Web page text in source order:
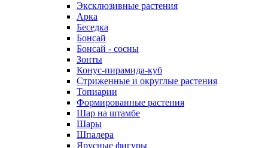
Эксклюзивные растения
Арка
Беседка
Бонсай
Бонсай - сосны
Зонты
Конус-пирамида-куб
Стриженные и округлые растения
Топиарии
Формированные растения
Шар на штамбе
Шары
Шпалера
Ярусные фигуры